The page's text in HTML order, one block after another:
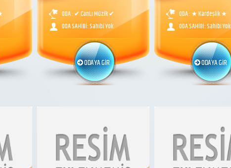
ODA : ✔ CanLı Müzik ✔
ODA SAHİBİ: Sahibi Yok
ODAYA GİR
ODA : ★ Kardeşlik ★
ODA SAHİBİ: Sahibi Yok
ODAYA GİR